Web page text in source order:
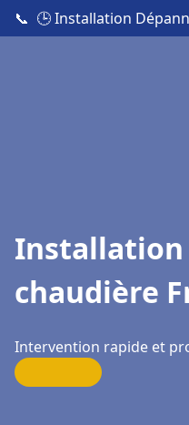
📞 🕒 Installation
Installation
chaudière
Intervention rapide et